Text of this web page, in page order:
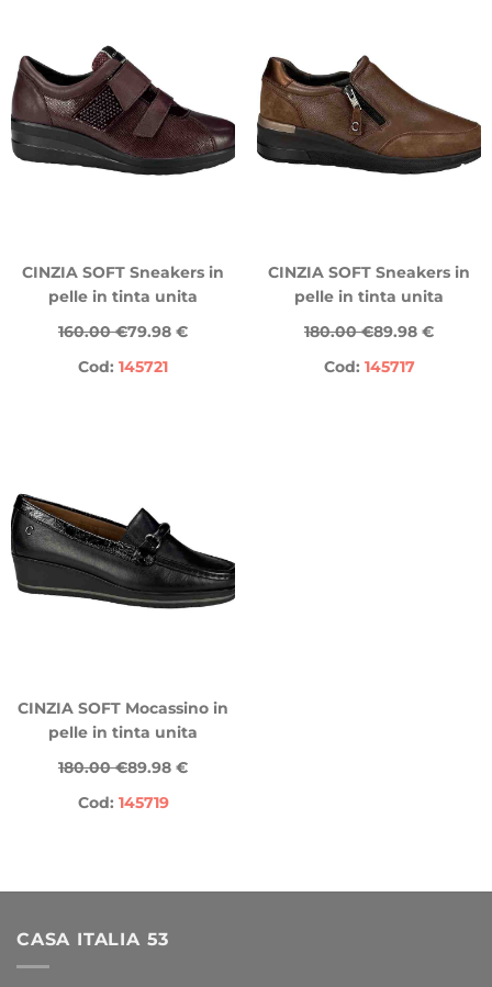
CINZIA SOFT Sneakers in
pelle in tinta unita
160.00 €79.98 €
Cod: 145721
CINZIA SOFT Sneakers in
pelle in tinta unita
180.00 €89.98 €
Cod: 145717
CINZIA SOFT Mocassino in
pelle in tinta unita
180.00 €89.98 €
Cod: 145719
CASA ITALIA 53